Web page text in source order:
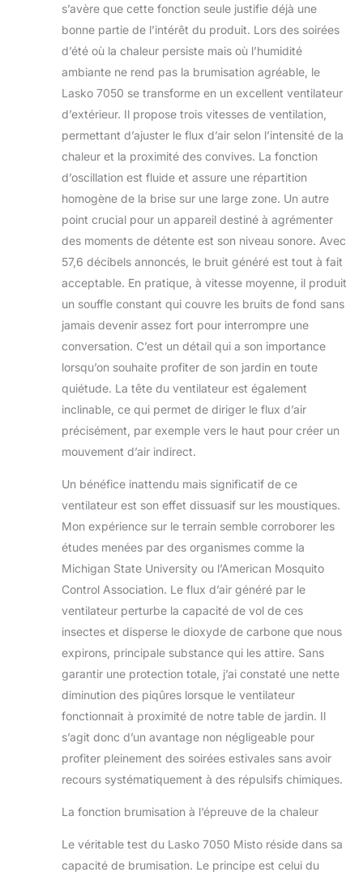
s’avère que cette fonction seule justifie déjà une
bonne partie de l’intérêt du produit. Lors des soirées
d’été où la chaleur persiste mais où l’humidité
ambiante ne rend pas la brumisation agréable, le
Lasko 7050 se transforme en un excellent ventilateur
d’extérieur. Il propose trois vitesses de ventilation,
permettant d’ajuster le flux d’air selon l’intensité de la
chaleur et la proximité des convives. La fonction
d’oscillation est fluide et assure une répartition
homogène de la brise sur une large zone. Un autre
point crucial pour un appareil destiné à agrémenter
des moments de détente est son niveau sonore. Avec
57,6 décibels annoncés, le bruit généré est tout à fait
acceptable. En pratique, à vitesse moyenne, il produit
un souffle constant qui couvre les bruits de fond sans
jamais devenir assez fort pour interrompre une
conversation. C’est un détail qui a son importance
lorsqu’on souhaite profiter de son jardin en toute
quiétude. La tête du ventilateur est également
inclinable, ce qui permet de diriger le flux d’air
précisément, par exemple vers le haut pour créer un
mouvement d’air indirect.
Un bénéfice inattendu mais significatif de ce
ventilateur est son effet dissuasif sur les moustiques.
Mon expérience sur le terrain semble corroborer les
études menées par des organismes comme la
Michigan State University ou l’American Mosquito
Control Association. Le flux d’air généré par le
ventilateur perturbe la capacité de vol de ces
insectes et disperse le dioxyde de carbone que nous
expirons, principale substance qui les attire. Sans
garantir une protection totale, j’ai constaté une nette
diminution des piqûres lorsque le ventilateur
fonctionnait à proximité de notre table de jardin. Il
s’agit donc d’un avantage non négligeable pour
profiter pleinement des soirées estivales sans avoir
recours systématiquement à des répulsifs chimiques.
La fonction brumisation à l’épreuve de la chaleur
Le véritable test du Lasko 7050 Misto réside dans sa
capacité de brumisation. Le principe est celui du